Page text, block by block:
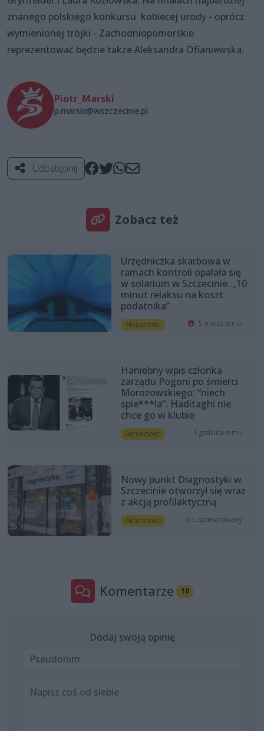
znanego polskiego konkursu kobiecej urody - oprócz
wymienionej trójki - Zachodniopomorskie
reprezentować będzie także Aleksandra Ofianiewska.
Piotr_Marski
p.marski@wszczecinie.pl
Udostępnij
Zobacz też
Urzędniczka skarbowa w
ramach kontroli opalała się
w solarium w Szczecinie. „10
minut relaksu na koszt
podatnika”
Aktualności 5 minut temu
Haniebny wpis członka
zarządu Pogoni po śmierci
Morozowskiego: “niech
spie***la”. Haditaghi nie
chce go w klubie
Aktualności 1 godzina temu
Nowy punkt Diagnostyki w
Szczecinie otworzył się wraz
z akcją profilaktyczną
Aktualności art. sponsorowany
Komentarze 10
Dodaj swoją opinię